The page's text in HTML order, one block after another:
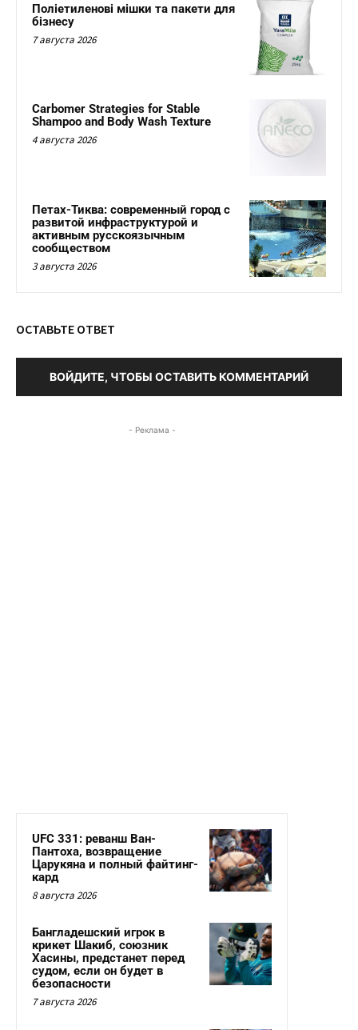
Поліетиленові мішки та пакети для
бізнесу
7 августа 2026
Carbomer Strategies for Stable
Shampoo and Body Wash Texture
4 августа 2026
Петах-Тиква: современный город с
развитой инфраструктурой и
активным русскоязычным
сообществом
3 августа 2026
ОСТАВЬТЕ ОТВЕТ
ВОЙДИТЕ, ЧТОБЫ ОСТАВИТЬ КОММЕНТАРИЙ
- Реклама -
UFC 331: реванш Ван-
Пантоха, возвращение
Царукяна и полный файтинг-
кард
8 августа 2026
Бангладешский игрок в
крикет Шакиб, союзник
Хасины, предстанет перед
судом, если он будет в
безопасности
7 августа 2026